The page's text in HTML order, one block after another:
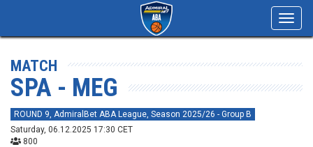
MATCH
SPA - MEG
ROUND 9, AdmiralBet ABA League, Season 2025/26 - Group B
Saturday, 06.12.2025 17:30 CET
800